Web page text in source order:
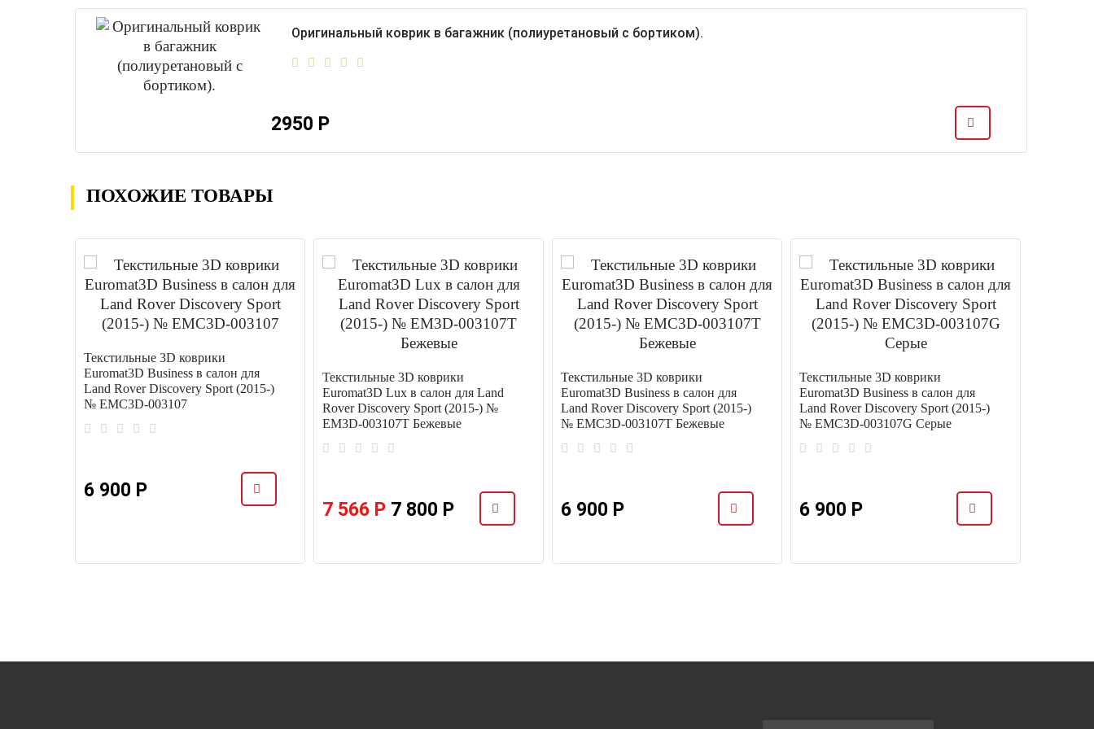
Оригинальный коврик в багажник (полиуретановый с бортиком).
2950 Р
ПОХОЖИЕ ТОВАРЫ
Текстильные 3D коврики
Euromat3D Business в салон для
Land Rover Discovery Sport (2015-)
№ EMC3D-003107
6 900 Р
Текстильные 3D коврики
Euromat3D Lux в салон для Land
Rover Discovery Sport (2015-) №
EM3D-003107T Бежевые
7 566 Р 7 800 Р
Текстильные 3D коврики
Euromat3D Business в салон для
Land Rover Discovery Sport (2015-)
№ EMC3D-003107T Бежевые
6 900 Р
Текстильные 3D коврики
Euromat3D Business в салон для
Land Rover Discovery Sport (2015-)
№ EMC3D-003107G Серые
6 900 Р